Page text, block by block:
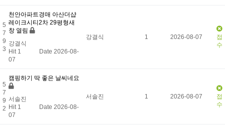
5
7
9
3
천안아파트경매 아산더샵
레이크시티2차 29평형새
창 열림
강결식
Hit 1
Date 2026-08-
07
강결식 1 2026-08-07
접
수
5
7
9
2
캠핑하기 딱 좋은 날씨네요
서솔진
Hit 1
Date 2026-08-
07
서솔진 1 2026-08-07
접
수